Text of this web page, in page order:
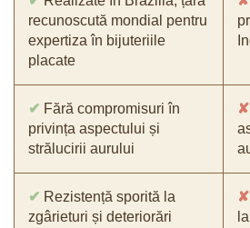
recunoscută mondial pentru
expertiza în bijuteriile
placate
✔ Fără compromisuri în
privința aspectului și
strălucirii aurului
✘
✔ Rezistență sporită la
zgârieturi și deteriorări
✘